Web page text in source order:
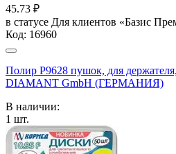
45.73 ₽
в статусе Для клиентов «Базис
Код: 16960
Полир Р9628 пушок, для
DIAMANT GmbH (ГЕРМАНИЯ)
В наличии:
1 шт.